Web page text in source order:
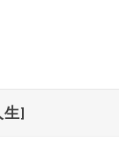
生]